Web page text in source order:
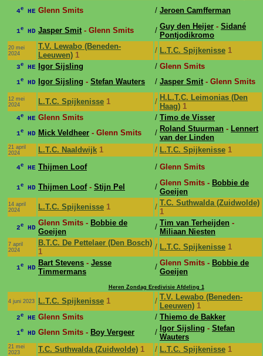
4e HE Glenn Smits / Jeroen Camfferman
1e HD Jasper Smit- Glenn Smits / Guy den Heijer - Sidané
Pontjodikromo
20 mei
2024
T.V. Lewabo (Beneden-
Leeuwen) 1
/ L.T.C. Spijkenisse 1
3e HE Igor Sijsling / Glenn Smits
1e HD Igor Sijsling - Stefan Wauters / Jasper Smit- Glenn Smits
12 mei
2024
L.T.C. Spijkenisse 1 / H.L.T.C. Leimonias (Den
Haag) 1
4e HE Glenn Smits / Timo de Visser
1e HD Mick Veldheer - Glenn Smits / Roland Stuurman - Lennert
van der Linden
21 april
2024
L.T.C. Naaldwijk 1 / L.T.C. Spijkenisse 1
4e HE Thijmen Loof / Glenn Smits
1e HD Thijmen Loof- Stijn Pel / Glenn Smits - Bobbie de
Goeijen
14 april
2024
L.T.C. Spijkenisse 1 / T.C. Suthwalda (Zuidwolde)
1
2e HD
Glenn Smits - Bobbie de
Goeijen
/ Tim van Terheijden -
Miliaan Niesten
7 april
2024
B.T.C. De Pettelaer (Den Bosch)
1
/ L.T.C. Spijkenisse 1
1e HD
Bart Stevens - Jesse
Timmermans
/ Glenn Smits - Bobbie de
Goeijen
Heren Zondag Eredivisie Afdeling 1
4 juni 2023 L.T.C. Spijkenisse 1 / T.V. Lewabo (Beneden-
Leeuwen) 1
2e HE Glenn Smits / Thiemo de Bakker
1e HD Glenn Smits - Boy Vergeer / Igor Sijsling - Stefan
Wauters
21 mei
2023
T.C. Suthwalda (Zuidwolde) 1 / L.T.C. Spijkenisse 1